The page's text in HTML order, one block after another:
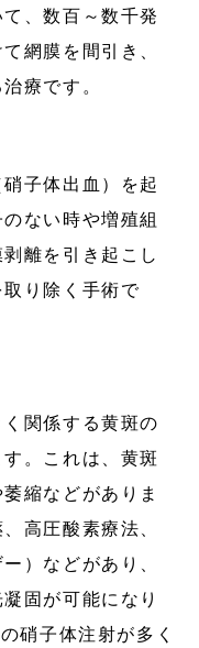
、数百～数千発
網膜を間引き、
療です。
子体出血）を起
ない時や増殖組
離を引き起こし
り除く手術で
関係する黄斑の
。これは、黄斑
縮などがありま
高圧酸素療法、
）などがあり、
固が可能になり
硝子体注射が多く